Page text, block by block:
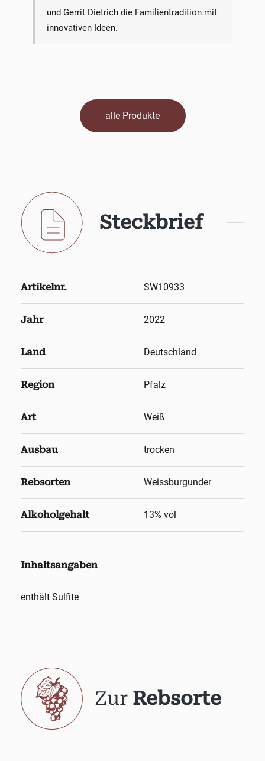
und Gerrit Dietrich die Familientradition mit
innovativen Ideen.
alle Produkte
Steckbrief
Artikelnr. SW10933
Jahr 2022
Land Deutschland
Region Pfalz
Art Weiß
Ausbau trocken
Rebsorten Weissburgunder
Alkoholgehalt 13% vol
Inhaltsangaben
enthält Sulfite
Zur Rebsorte